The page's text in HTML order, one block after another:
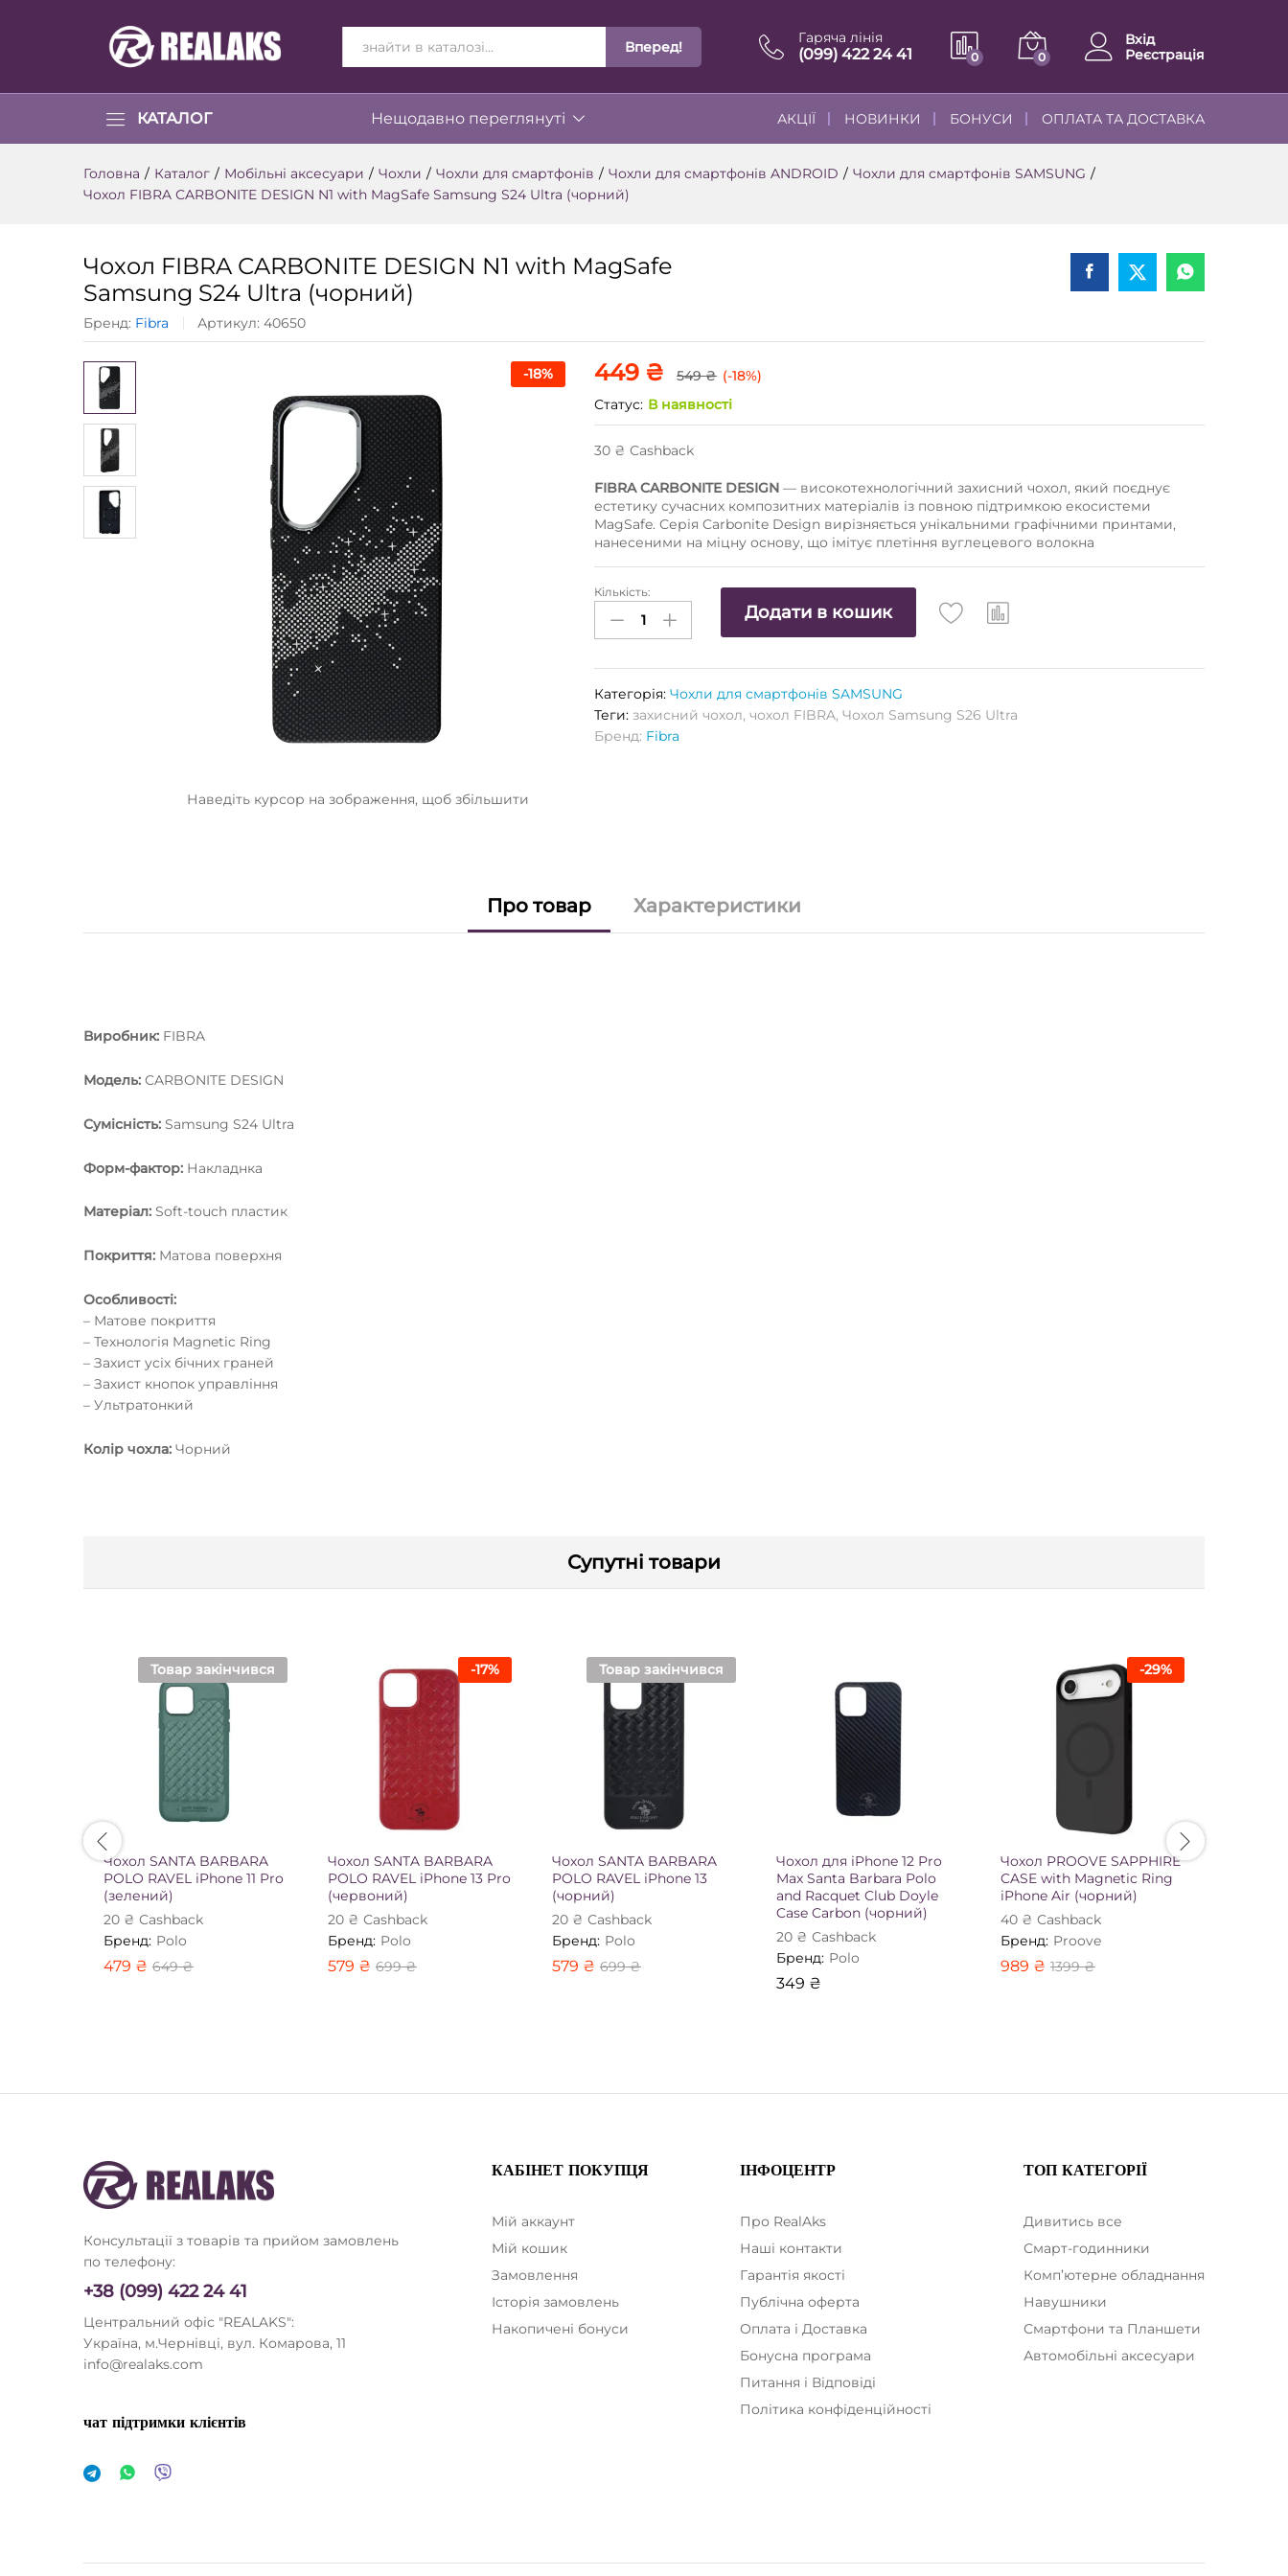
ВСІ КАТЕГОРІЇ Вперед!
Гаряча лінія
(099) 422 24 41 0 0
Вхід
Реєстрація
КАТАЛОГ Нещодавно переглянуті АКЦІЇ НОВИНКИ БОНУСИ ОПЛАТА ТА ДОСТАВКА
Головна / Каталог / Мобільні аксесуари / Чохли / Чохли для смартфонів / Чохли для смартфонів ANDROID / Чохли для смартфонів SAMSUNG /
Чохол FIBRA СARBONITE DESIGN N1 with MagSafe Samsung S24 Ultra (чорний)
Чохол FIBRA СARBONITE DESIGN N1 with MagSafe
Samsung S24 Ultra (чорний)
Бренд: Fibra Артикул: 40650
-18%
Наведіть курсор на зображення, щоб збільшити
449 ₴ 549₴ (-18%)
Статус: В наявності
30 ₴ Сashback
FIBRA CARBONITE DESIGN — високотехнологічний захисний чохол, який поєднує
естетику сучасних композитних матеріалів із повною підтримкою екосистеми
MagSafe. Серія Carbonite Design вирізняється унікальними графічними принтами,
нанесеними на міцну основу, що імітує плетіння вуглецевого волокна
Чохол
FIBRA
СARBONITE
with
MagSafe
Samsung
Кількість:
Додати в кошик
Категорія:Чохли для смартфонів SAMSUNG
Теги: захисний чохол,чохол FIBRA,Чохол Samsung S26 Ultra
Бренд: Fibra
Про товар Характеристики
Виробник: FIBRA
Модель: СARBONITE DESIGN
Сумісність: Samsung S24 Ultra
Форм-фактор: Накладнка
Матеріал: Soft-touch пластик
Покриття: Матова поверхня
Особливості:
– Матове покриття
– Технологія Magnetic Ring
– Захист усіх бічних граней
– Захист кнопок управління
– Ультратонкий
Колір чохла: Чорний
Супутні товари
Товар закінчився
Чохол SANTA BARBARA
POLO RAVEL iPhone 11 Pro
(зелений)
20 ₴ Сashback
Бренд: Polo
479 ₴ 649₴
-17%
Чохол SANTA BARBARA
POLO RAVEL iPhone 13 Pro
(червоний)
20 ₴ Сashback
Бренд: Polo
579 ₴ 699₴
Товар закінчився
Чохол SANTA BARBARA
POLO RAVEL iPhone 13
(чорний)
20 ₴ Сashback
Бренд: Polo
579 ₴ 699₴
Чохол для iPhone 12 Pro
Max Santa Barbara Polo
and Racquet Club Doyle
Case Carbon (чорний)
20 ₴ Сashback
Бренд: Polo
349 ₴
-29%
Чохол PROOVE SAPPHIRE
CASE with Magnetic Ring
iPhone Air (чорний)
40 ₴ Сashback
Бренд: Proove
989 ₴ 1399₴
Консультації з товарів та прийом замовлень
по телефону:
+38 (099) 422 24 41
Центральний офіс "REALAKS":
Україна, м.Чернівці, вул. Комарова, 11
info@realaks.com
чат підтримки клієнтів
КАБІНЕТ ПОКУПЦЯ
Мій аккаунт
Мій кошик
Замовлення
Історія замовлень
Накопичені бонуси
ІНФОЦЕНТР
Про RealAks
Наші контакти
Гарантія якості
Публічна оферта
Оплата і Доставка
Бонусна програма
Питання і Відповіді
Політика конфіденційності
ТОП КАТЕГОРІЇ
Дивитись все
Смарт-годинники
Комп’ютерне обладнання
Навушники
Смартфони та Планшети
Автомобільні аксесуари